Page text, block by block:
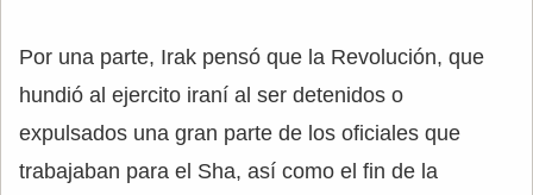
Por una parte, Irak pensó que la Revolución, que
hundió al ejercito iraní al ser detenidos o
expulsados una gran parte de los oficiales que
trabajaban para el Sha, así como el fin de la